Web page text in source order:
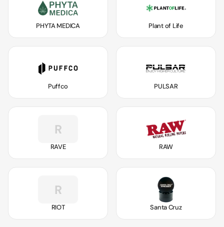
PHYTA MEDICA Plant of Life
Puffco PULSAR
R
RAVE RAW
R
RIOT Santa Cruz